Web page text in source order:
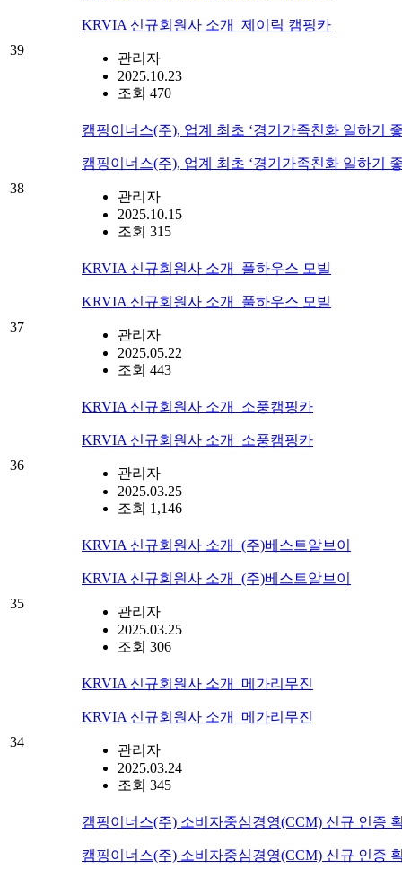
39
KRVIA 신규회원사 소개_제이릭 캠핑카
관리자
2025.10.23
조회 470
38
캠핑이너스(주), 업계 최초 ‘경기가족친화 일하기
캠핑이너스(주), 업계 최초 ‘경기가족친화 일하기
관리자
2025.10.15
조회 315
37
KRVIA 신규회원사 소개_풀하우스 모빌
KRVIA 신규회원사 소개_풀하우스 모빌
관리자
2025.05.22
조회 443
36
KRVIA 신규회원사 소개_소풍캠핑카
KRVIA 신규회원사 소개_소풍캠핑카
관리자
2025.03.25
조회 1,146
35
KRVIA 신규회원사 소개_(주)베스트알브이
KRVIA 신규회원사 소개_(주)베스트알브이
관리자
2025.03.25
조회 306
34
KRVIA 신규회원사 소개_메가리무진
KRVIA 신규회원사 소개_메가리무진
관리자
2025.03.24
조회 345
캠핑이너스(주) 소비자중심경영(CCM) 신규 인증
캠핑이너스(주) 소비자중심경영(CCM) 신규 인증